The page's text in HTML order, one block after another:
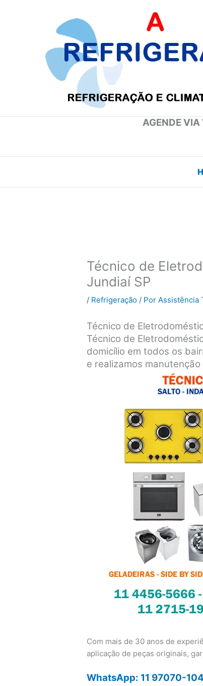
AGENDE VIA
Técnico de
Jundiaí SP
/ Refrigeração / PorAssistência
Técnico de
Técnico de
domicílio em todos os
e realizamos
Com mais de 30 anos de
aplicação de peças originais,
WhatsApp: 11 97070-